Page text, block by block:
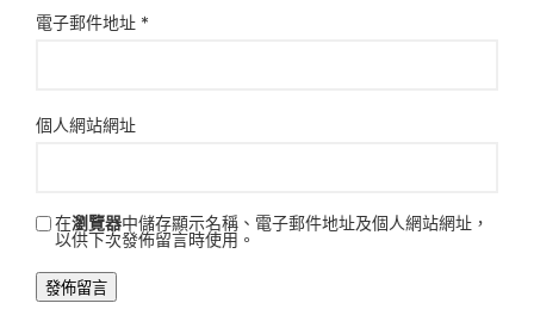
電子郵件地址 *
個人網站網址
在瀏覽器中儲存顯示名稱、電子郵件地址及個人網站網址，
以供下次發佈留言時使用。